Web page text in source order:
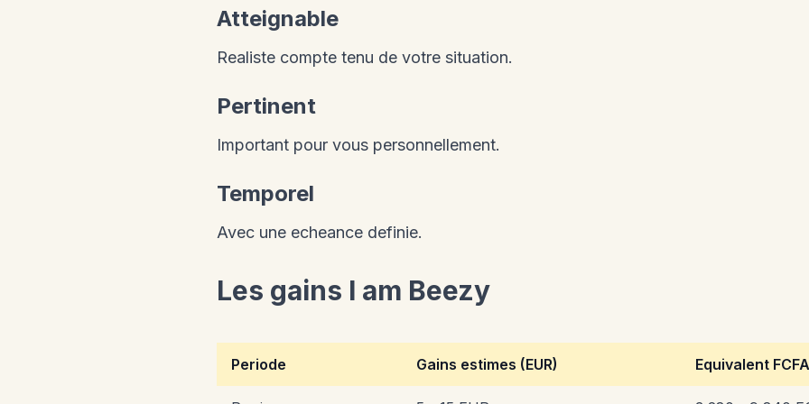
Atteignable
Realiste compte tenu de votre situation.
Pertinent
Important pour vous personnellement.
Temporel
Avec une echeance definie.
Les gains I am Beezy
Periode Gains estimes (EUR) Equivalent FCFA